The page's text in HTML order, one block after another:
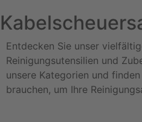
Entdecken Sie unser
Reinigungsutensilien und
unsere Kategorien und
brauchen, um Ihre